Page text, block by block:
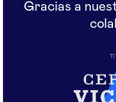
Gracias a